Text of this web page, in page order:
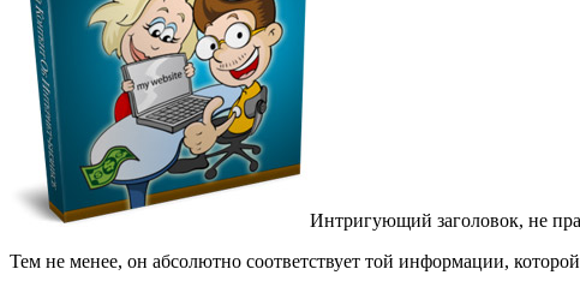
Интригующий заголовок, не
Тем не менее, он абсолютно соответствует той информации,